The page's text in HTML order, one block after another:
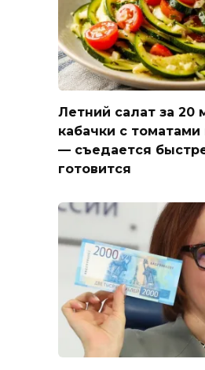
Летний салат за 20
кабачки с
— съедается
готовится